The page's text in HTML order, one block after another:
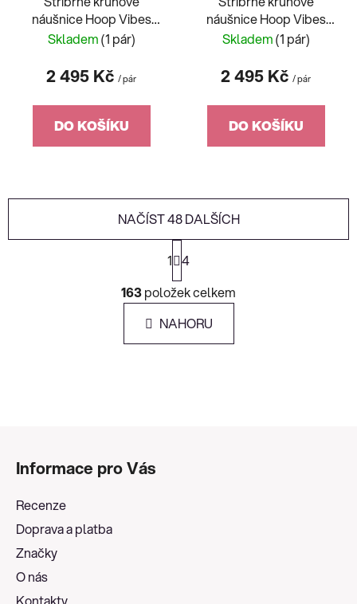
náušnice Hoop Vibes
Heart s kubickou zirkonií
Skladem(1 pár)
2 495 Kč / pár
DO KOŠÍKU
náušnice Hoop Vibes
Drop s kubickou zirkonií
Skladem(1 pár)
2 495 Kč / pár
DO KOŠÍKU
O
v
l
á
d
NAČÍST 48 DALŠÍCH
S
t
r
á
n
k
1 4
163položek celkem
NAHORU
Informace pro Vás
Recenze
Doprava a platba
Značky
O nás
Kontakty